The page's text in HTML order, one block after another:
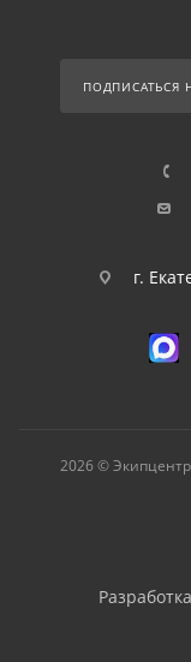
ПОДПИСАТЬСЯ
г.
2026 ©